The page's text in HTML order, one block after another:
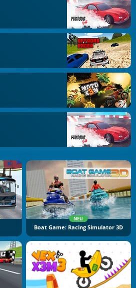
NEU
Boat Game: Racing Simulator 3D